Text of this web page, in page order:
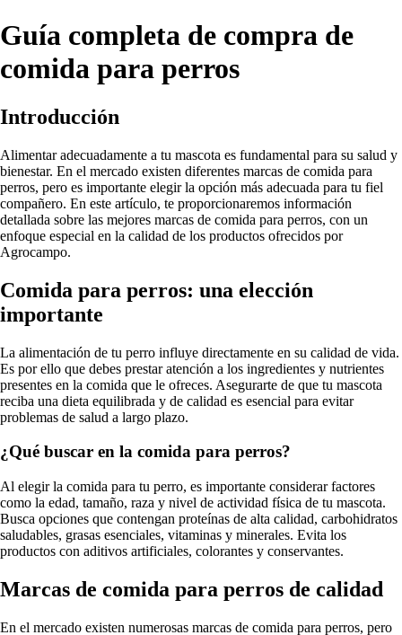
Guía completa de compra de
comida para perros
Introducción
Alimentar adecuadamente a tu mascota es fundamental para su salud y
bienestar. En el mercado existen diferentes marcas de comida para
perros, pero es importante elegir la opción más adecuada para tu fiel
compañero. En este artículo, te proporcionaremos información
detallada sobre las mejores marcas de comida para perros, con un
enfoque especial en la calidad de los productos ofrecidos por
Agrocampo.
Comida para perros: una elección
importante
La alimentación de tu perro influye directamente en su calidad de vida.
Es por ello que debes prestar atención a los ingredientes y nutrientes
presentes en la comida que le ofreces. Asegurarte de que tu mascota
reciba una dieta equilibrada y de calidad es esencial para evitar
problemas de salud a largo plazo.
¿Qué buscar en la comida para perros?
Al elegir la comida para tu perro, es importante considerar factores
como la edad, tamaño, raza y nivel de actividad física de tu mascota.
Busca opciones que contengan proteínas de alta calidad, carbohidratos
saludables, grasas esenciales, vitaminas y minerales. Evita los
productos con aditivos artificiales, colorantes y conservantes.
Marcas de comida para perros de calidad
En el mercado existen numerosas marcas de comida para perros, pero